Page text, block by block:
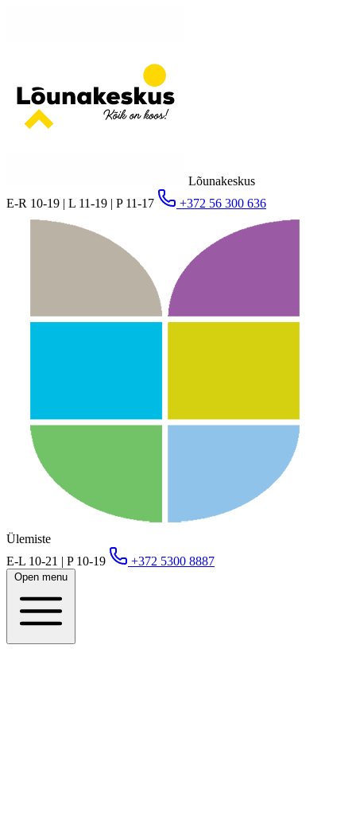
Lõunakeskus
E-R 10-19 | L 11-19 | P 11-17
+372 56 300 636
Ülemiste
E-L 10-21 | P 10-19
+372 5300 8887
Open menu